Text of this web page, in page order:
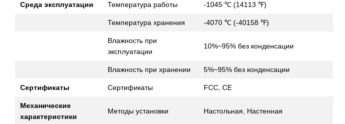
Среда эксплуатации Температура работы -1045 ℃ (14113 ℉)
Температура хранения -4070 ℃ (-40158 ℉)
Влажность при
эксплуатации
10%~95% без конденсации
Влажность при хранении 5%~95% без конденсации
Сертификаты Сертификаты FCC, CE
Механические
характеристики
Методы установки Настольная, Настенная